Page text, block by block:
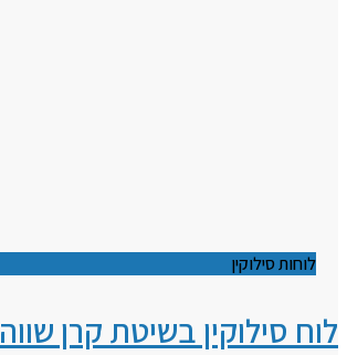
לוחות סילוקין
לוח סילוקין בשיטת קרן שווה